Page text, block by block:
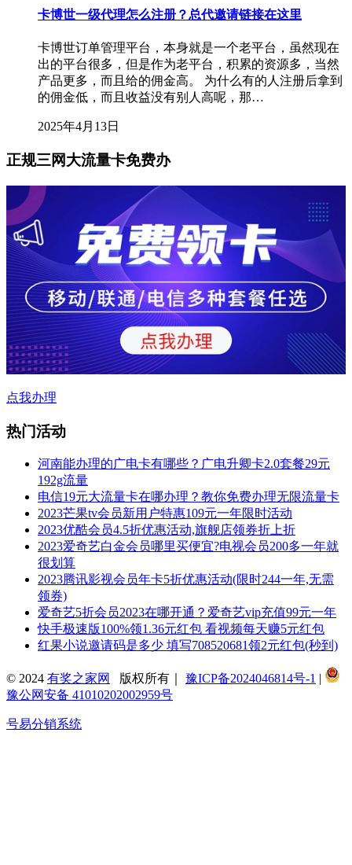
卡博世一级代理怎么注册？总代邀请链接在这里
卡博世订单管理平台，本身就是一个老平台，虽然现在
出的平台很多，但是作为老平台，积累的资源多，当然
产品更多，而且给的佣金高。 为什么有的人注册后拿到
的佣金低，而且收益没有别人高呢，那…
2025年4月13日
正规三网大流量卡免费办
点我办理
热门活动
河南能办理的广电卡有哪些？广电升卿卡2.0套餐29元
192g流量
电信19元大流量卡在哪办理？教你免费办理无限流量卡
2023芒果tv会员新用户特惠109元一年限时活动
2023优酷会员4.5折优惠活动,旗舰店领券折上折
2023爱奇艺白金会员哪里买便宜?电视会员200多一年就
很划算
2023腾讯影视会员年卡5折优惠活动(限时244一年,无需
领券)
爱奇艺5折会员2023在哪开通？爱奇艺vip充值99元一年
快手极速版100%领1.36元红包 看视频每天赚5元红包
红果小说邀请码是多少 填写708520681领2元红包(秒到)
© 2024 有奖之家网 版权所有｜ 豫ICP备2024046814号-1 |
豫公网安备 41010202002959号
号易分销系统